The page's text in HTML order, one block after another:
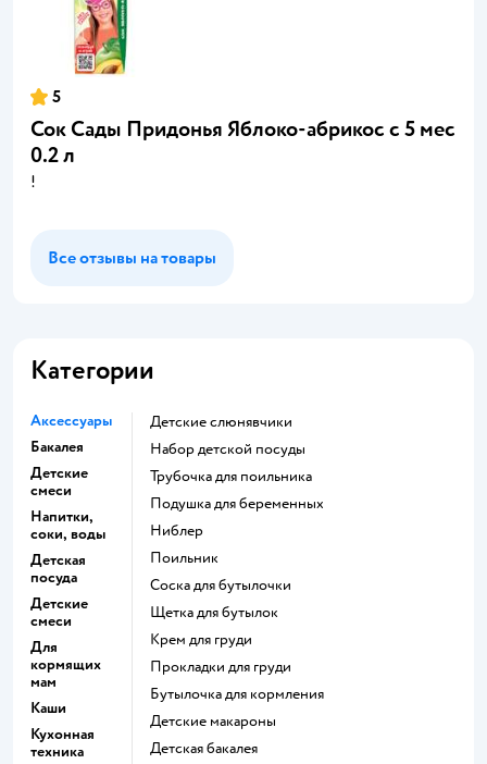
5
Сок Сады Придонья Яблоко-абрикос с 5 мес
0.2 л
!
Все отзывы на товары
Категории
Аксессуары
Бакалея
Детские
смеси
Напитки,
соки, воды
Детская
посуда
Детские
смеси
Для
кормящих
мам
Каши
Кухонная
техника
Детские слюнявчики
набор детской посуды
трубочка для поильника
подушка для беременных
ниблер
поильник
соска для бутылочки
щетка для бутылок
крем для груди
прокладки для груди
бутылочка для кормления
детские макароны
детская бакалея